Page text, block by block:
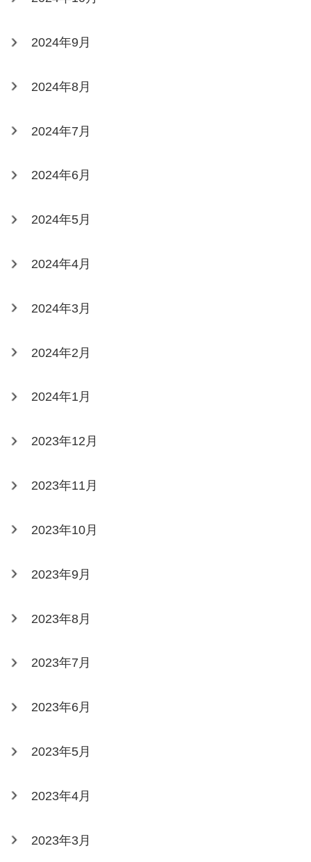
2024年9月
2024年8月
2024年7月
2024年6月
2024年5月
2024年4月
2024年3月
2024年2月
2024年1月
2023年12月
2023年11月
2023年10月
2023年9月
2023年8月
2023年7月
2023年6月
2023年5月
2023年4月
2023年3月